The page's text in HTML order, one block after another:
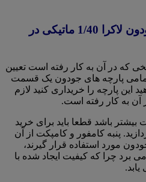
قیمت و رنگبندی پارچه جودون لاکرا 1/40 ماتیکی در
که در آن به کار رفته است تعیین
پارچه های جودون یک قسمت
این پارچه را خریداری کنید لازم
آن به کار رفته است.
بیشتر باشد قطعا باید برای خرید
پنبه کامفور و‌ کامپکت از آن
مورد استفاده قرار گیرند،
برد چرا که کیفیت ایجاد شده با